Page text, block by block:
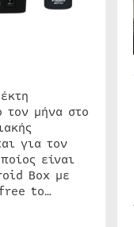
τον μήνα στο
για τον
είναι
Box με
free to…